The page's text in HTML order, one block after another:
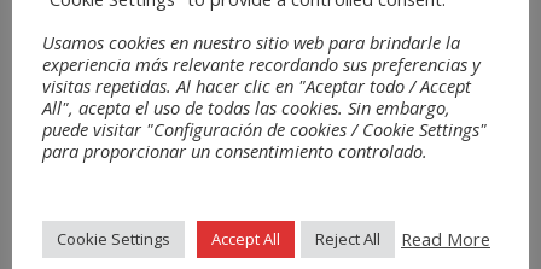
Usamos cookies en nuestro sitio web para brindarle la
experiencia más relevante recordando sus preferencias y
visitas repetidas. Al hacer clic en "Aceptar todo / Accept
All", acepta el uso de todas las cookies. Sin embargo,
puede visitar "Configuración de cookies / Cookie Settings"
para proporcionar un consentimiento controlado.
Cookie Settings Accept All Reject All Read More